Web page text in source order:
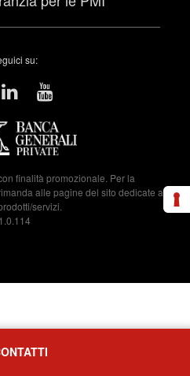
su:
finalità promozionale. Per la
alle pagine del sito dedicate ai
servizi.
1.0.114